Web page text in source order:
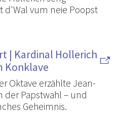
d'Wal vum neie Poopst
| Kardinal Hollerich
Konklave
Oktave erzählte Jean-
der Papstwahl – und
Geheimnis.